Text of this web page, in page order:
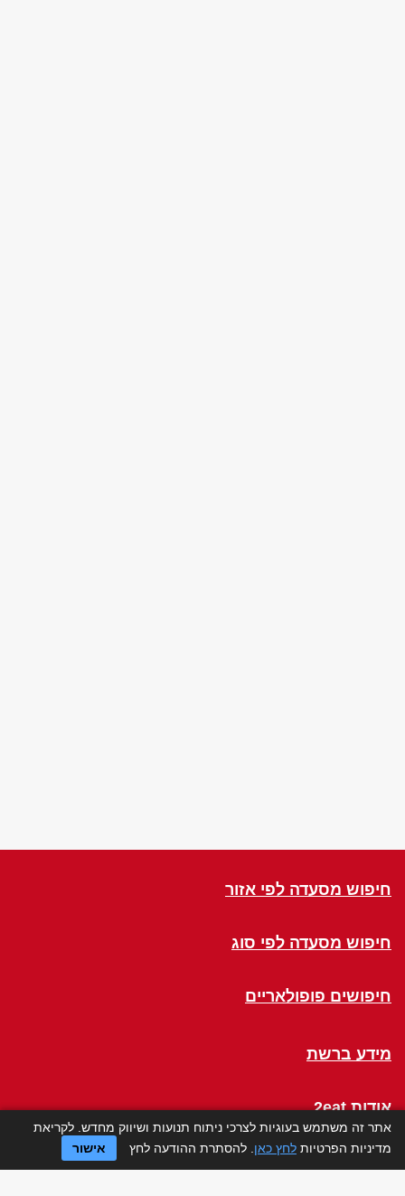
חיפוש מסעדה לפי אזור
חיפוש מסעדה לפי סוג
חיפושים פופולאריים
מידע ברשת
אודות 2eat
Click a Table
אתר זה משתמש בעוגיות לצרכי ניתוח תנועות ושיווק מחדש. לקריאת
מדיניות הפרטיות לחץ כאן . להסתרת ההודעה לחץ אישור